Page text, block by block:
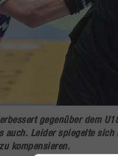
gegenüber dem
auch. Leider spiegelte
kompensieren.